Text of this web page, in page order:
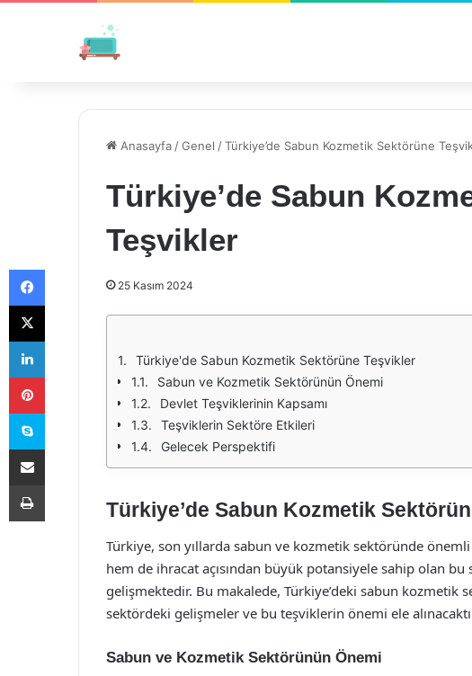
Anasayfa /Genel /Türkiye’de Sabun Kozmetik Sektörüne
Türkiye’de Sabun
Teşvikler
25 Kasım 2024
Türkiye'de Sabun Kozmetik Sektörüne Teşvikler
Sabun ve Kozmetik Sektörünün Önemi
Devlet Teşviklerinin Kapsamı
Teşviklerin Sektöre Etkileri
Gelecek Perspektifi
Türkiye’de Sabun Kozmetik
Türkiye, son yıllarda sabun ve kozmetik sektöründe
hem de ihracat açısından büyük potansiyele sahip olan
gelişmektedir. Bu makalede, Türkiye’deki sabun kozmetik
sektördeki gelişmeler ve bu teşviklerin önemi ele
Sabun ve Kozmetik Sektörünün Önemi
Facebook
X
LinkedIn
Pinterest
Skype
E-Posta ile paylaş